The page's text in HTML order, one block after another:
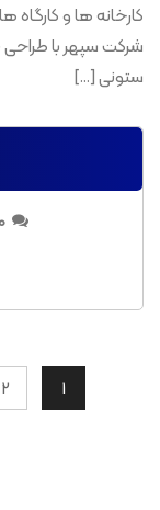
کارخانه ها و
شرکت سپهر با طراحی
ستونی […]
0 Comments
1
2